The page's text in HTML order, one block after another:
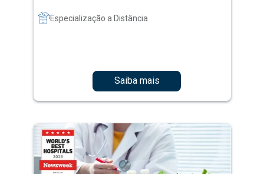
Especialização a Distância
Saiba mais